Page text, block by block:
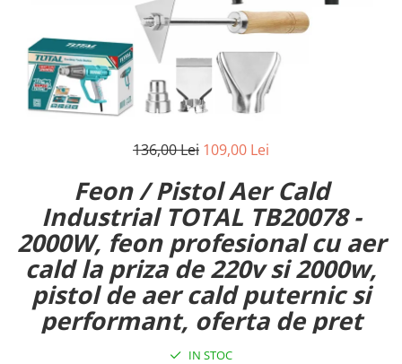
136,00 Lei 109,00 Lei
Feon / Pistol Aer Cald
Industrial TOTAL TB20078 -
2000W, feon profesional cu aer
cald la priza de 220v si 2000w,
pistol de aer cald puternic si
performant, oferta de pret
IN STOC